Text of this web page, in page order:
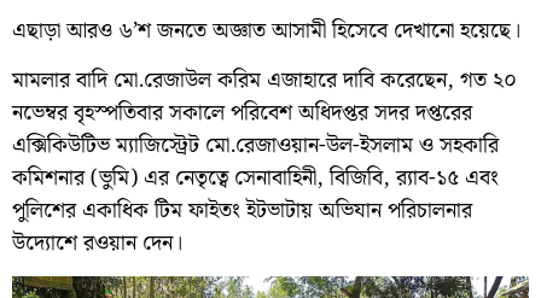
এছাড়া আরও ৬’শ জনতে অজ্ঞাত আসামী হিসেবে দেখানো হয়েছে।
মামলার বাদি মো.রেজাউল করিম এজাহারে দাবি করেছেন, গত ২০
নভেম্বর বৃহস্পতিবার সকালে পরিবেশ অধিদপ্তর সদর দপ্তরের
এক্সিকিউটিভ ম্যাজিস্ট্রেট মো.রেজাওয়ান-উল-ইসলাম ও সহকারি
কমিশনার (ভুমি) এর নেতৃত্বে সেনাবাহিনী, বিজিবি, র‌্যাব-১৫ এবং
পুলিশের একাধিক টিম ফাইতং ইটভাটায় অভিযান পরিচালনার
উদ্যোশে রওয়ান দেন।